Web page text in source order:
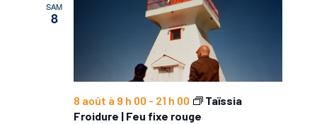
SAM
8
8 août à 9 h 00 - 21 h 00
Taïssia
Froidure | Feu fixe rouge